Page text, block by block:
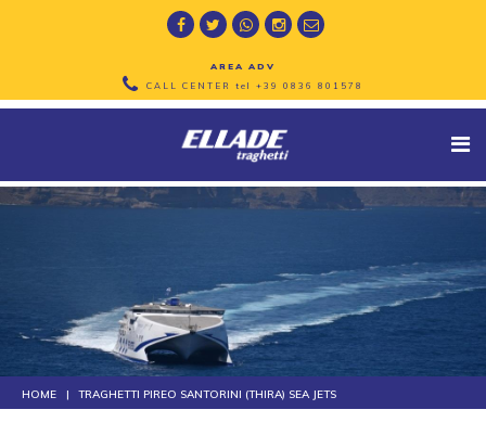
AREA ADV
CALL CENTER tel +39 0836 801578
HOME TRAGHETTI PIREO SANTORINI (THIRA) SEA JETS